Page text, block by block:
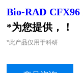
Bio-RAD CFX96
*为您提供，！
*此产品仅用于科研